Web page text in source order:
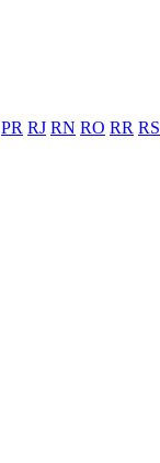
PR RJ RN RO RR RS